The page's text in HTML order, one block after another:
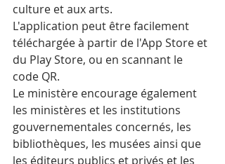
culture et aux arts.
L'application peut être facilement
téléchargée à partir de l'App Store et
du Play Store, ou en scannant le
code QR.
Le ministère encourage également
les ministères et les institutions
gouvernementales concernés, les
bibliothèques, les musées ainsi que
les éditeurs publics et privés et les